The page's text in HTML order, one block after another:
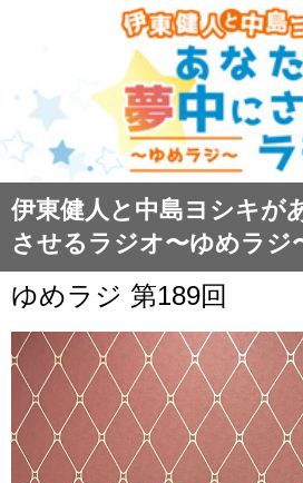
伊東健人と中島ヨシキが
させるラジオ〜ゆめラジ
ゆめラジ 第189回